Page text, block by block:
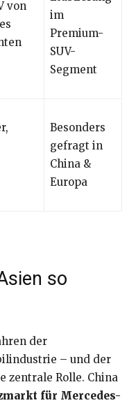
von
im
Premium-
SUV-
Segment
Besonders
gefragt in
China &
Europa
so
der
– und der
zentrale Rolle. China
für Mercedes-